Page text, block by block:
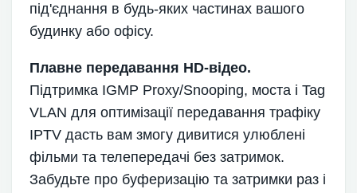
під'єднання в будь-яких частинах вашого
будинку або офісу.
Плавне передавання HD-відео.
Підтримка IGMP Proxy/Snooping, моста і Tag
VLAN для оптимізації передавання трафіку
IPTV дасть вам змогу дивитися улюблені
фільми та телепередачі без затримок.
Забудьте про буферизацію та затримки раз і